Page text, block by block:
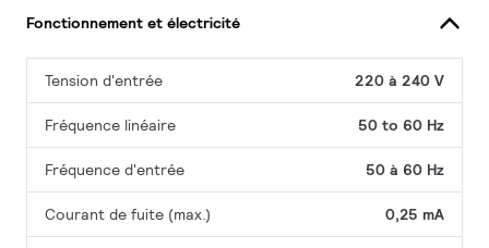
Fonctionnement et électricité
Tension d'entrée 220 à 240 V
Fréquence linéaire 50 to 60 Hz
Fréquence d'entrée 50 à 60 Hz
Courant de fuite (max.) 0,25 mA